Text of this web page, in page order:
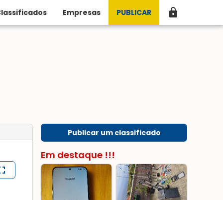
Empresas PUBLICAR lock
Publicar um classificado
Em destaque !!!